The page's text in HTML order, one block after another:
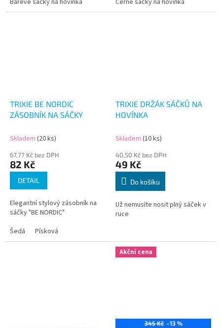
Barevé sáčky na hovínka Černé sáčky na hovínka
TRIXIE BE NORDIC
ZÁSOBNÍK NA SÁČKY
Skladem (20 ks)
67,77 Kč bez DPH
82 Kč
DETAIL
Elegantní stylový zásobník na
sáčky "BE NORDIC"
Šedá
Písková
TRIXIE DRŽÁK SÁČKŮ NA
HOVÍNKA
Skladem (10 ks)
40,50 Kč bez DPH
49 Kč
Do košíku
Už nemusíte nosit plný sáček v
ruce
Akční cena
345 Kč –13 %